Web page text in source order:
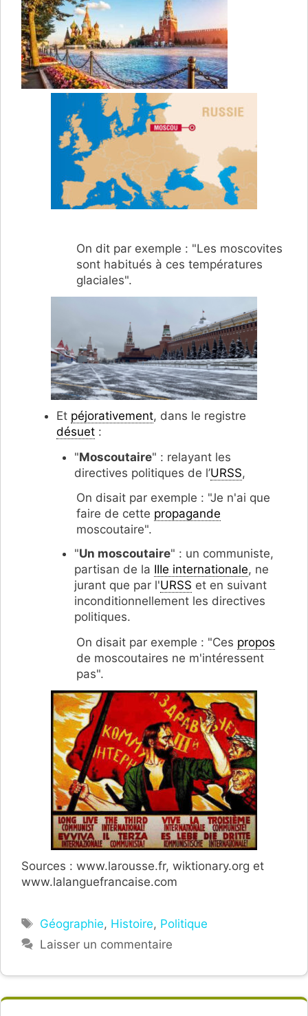
On dit par exemple : "Les moscovites
sont habitués à ces températures
glaciales".
Et péjorativement, dans le registre
désuet :
"Moscoutaire" : relayant les
directives politiques de l’URSS,
On disait par exemple : "Je n'ai que
faire de cette propagande
moscoutaire".
"Un moscoutaire" : un communiste,
partisan de la IIIe internationale, ne
jurant que par l'URSS et en suivant
inconditionnellement les directives
politiques.
On disait par exemple : "Ces propos
de moscoutaires ne m'intéressent
pas".
Sources : www.larousse.fr, wiktionary.org et
www.lalanguefrancaise.com
Étiquettes
Géographie, Histoire, Politique
Laisser un commentaire